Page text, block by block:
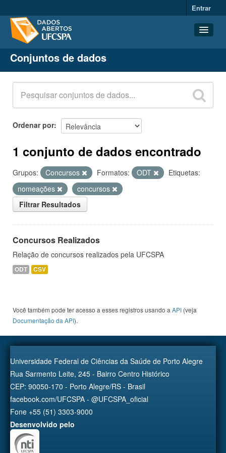
Entrar
Conjuntos de dados
Organizações
Grupos
Sobre
Conjuntos de dados
Ordenar por
1 conjunto de dados encontrado
Grupos: Concursos Formatos: ODT
Etiquetas:
nomeações
concursos
Filtrar Resultados
Concursos Realizados
Relação de concursos realizados pela UFCSPA
ODT CSV
Você também pode ter acesso a esses registros usando a API (veja
Documentação da API).
Universidade Federal de Ciências da Saúde de Porto Alegre
Rua Sarmento Leite, 245 - Bairro Centro Histórico
CEP: 90050-170 - Porto Alegre/RS - Brasil
facebook.com/UFCSPA - @UFCSPA_oficial
Fone +55 (51) 3303-9000
Desenvolvido pelo